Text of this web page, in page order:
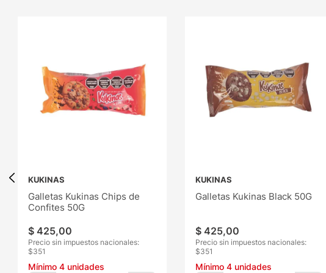
KUKINAS
Galletas Kukinas Chips de
Confites 50G
$ 425,00
Precio sin impuestos nacionales:
$351
Mínimo4 unidades
KUKINAS
Galletas Kukinas Black 50G
$ 425,00
Precio sin impuestos nacionales:
$351
Mínimo 4unidades